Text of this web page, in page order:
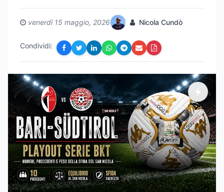
venerdì 15 maggio, 2026 Nicola Cundò
Condividi: